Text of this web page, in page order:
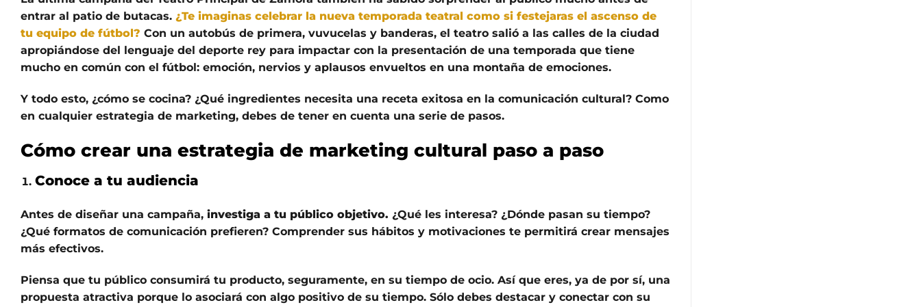
entrar al patio de butacas. ¿Te imaginas celebrar la nueva temporada teatral como si festejaras el ascenso de
tu equipo de fútbol? Con un autobús de primera, vuvucelas y banderas, el teatro salió a las calles de la ciudad
apropiándose del lenguaje del deporte rey para impactar con la presentación de una temporada que tiene
mucho en común con el fútbol: emoción, nervios y aplausos envueltos en una montaña de emociones.
Y todo esto, ¿cómo se cocina? ¿Qué ingredientes necesita una receta exitosa en la comunicación cultural? Como
en cualquier estrategia de marketing, debes de tener en cuenta una serie de pasos.
Cómo crear una estrategia de marketing cultural paso a paso
Conoce a tu audiencia
Antes de diseñar una campaña, investiga a tu público objetivo. ¿Qué les interesa? ¿Dónde pasan su tiempo?
¿Qué formatos de comunicación prefieren? Comprender sus hábitos y motivaciones te permitirá crear mensajes
más efectivos.
Piensa que tu público consumirá tu producto, seguramente, en su tiempo de ocio. Así que eres, ya de por sí, una
propuesta atractiva porque lo asociará con algo positivo de su tiempo. Sólo debes destacar y conectar con su